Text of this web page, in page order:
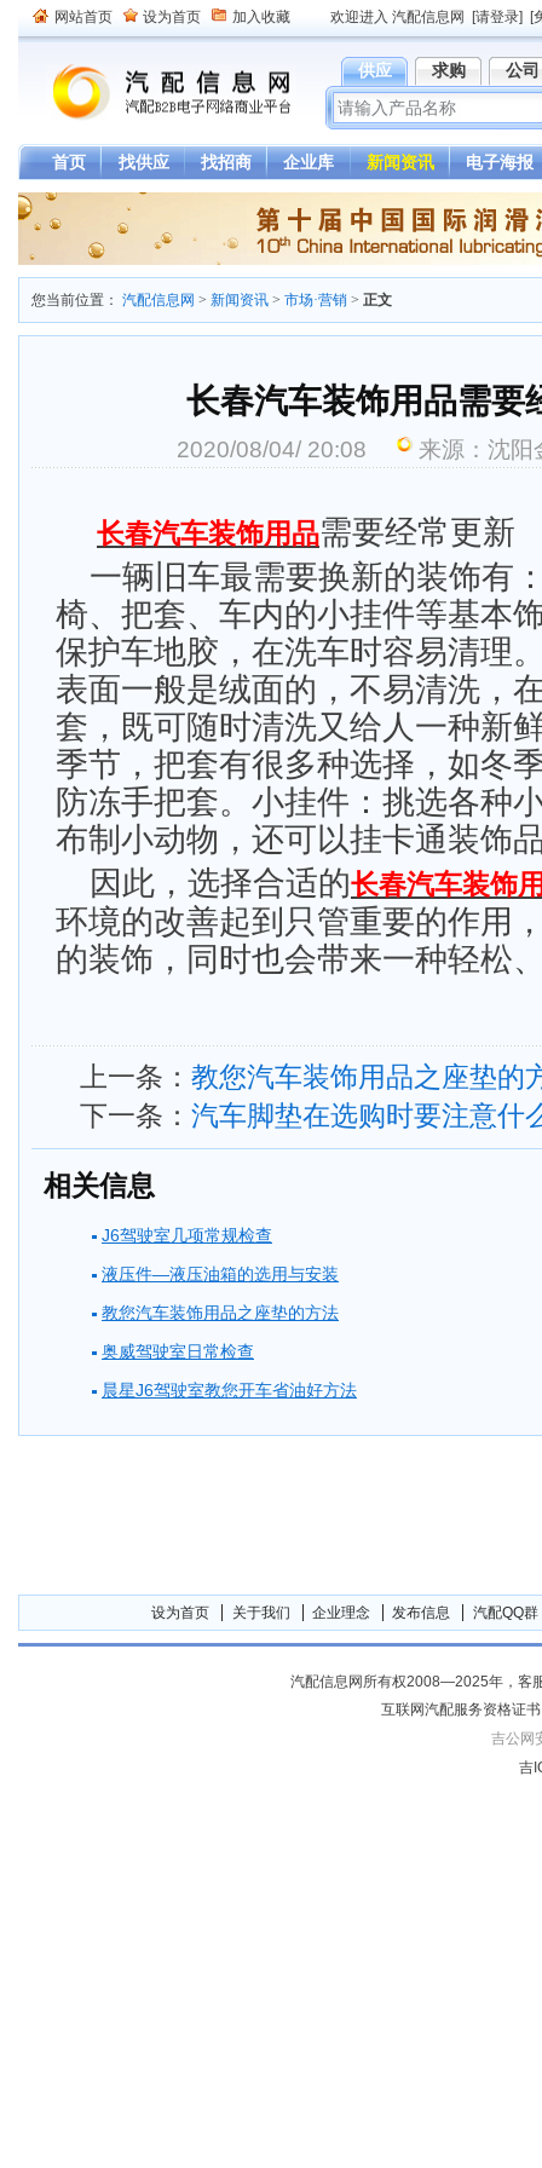
网站首页 设为首页 加入收藏 欢迎进入 汽配信息网 [请登录] [
供应 求购 公司
首页 找供应 找招商 企业库 新闻资讯 电子海报
您当前位置： 汽配信息网 > 新闻资讯 > 市场·营销 > 正文
长春汽车装饰用品需要
2020/08/04/ 20:08 来源：沈阳
长春汽车装饰用品需要经常
一辆旧车最需要换新的装饰有
椅、把套、车内的小挂件等基本
保护车地胶，在洗车时容易清理
表面一般是绒面的，不易清洗，
套，既可随时清洗又给人一种新
季节，把套有很多种选择，如冬
防冻手把套。小挂件：挑选各种
布制小动物，还可以挂卡通装饰
因此，选择合适的长春汽车装饰
环境的改善起到只管重要的作用
的装饰，同时也会带来一种轻松
上一条： 教您汽车装饰用品之座垫的
下一条： 汽车脚垫在选购时要注意什
相关信息
J6驾驶室几项常规检查
液压件—液压油箱的选用与安装
教您汽车装饰用品之座垫的方法
奥威驾驶室日常检查
晨星J6驾驶室教您开车省油好方法
设为首页 关于我们 企业理念 发布信息 汽配QQ群
汽配信息网所有权2008—2025年，客
互联网汽配服务资格证
吉公网
吉